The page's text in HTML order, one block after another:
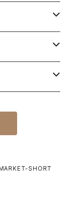
MARKET-SHORT